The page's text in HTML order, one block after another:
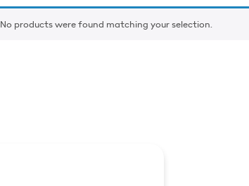
No products were found matching your selection.